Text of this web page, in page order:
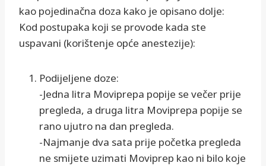
kao pojedinačna doza kako je opisano dolje:
Kod postupaka koji se provode kada ste
uspavani (korištenje opće anestezije):
Podijeljene doze:
-Jedna litra Moviprepa popije se večer prije
pregleda, a druga litra Moviprepa popije se
rano ujutro na dan pregleda.
-Najmanje dva sata prije početka pregleda
ne smijete uzimati Moviprep kao ni bilo koje